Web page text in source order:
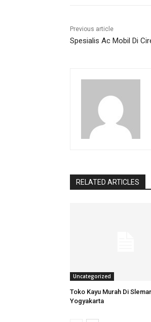
Previous article
Spesialis Ac Mobil Di
RELATED ARTICLES
Uncategorized
Toko Kayu Murah Di
Yogyakarta